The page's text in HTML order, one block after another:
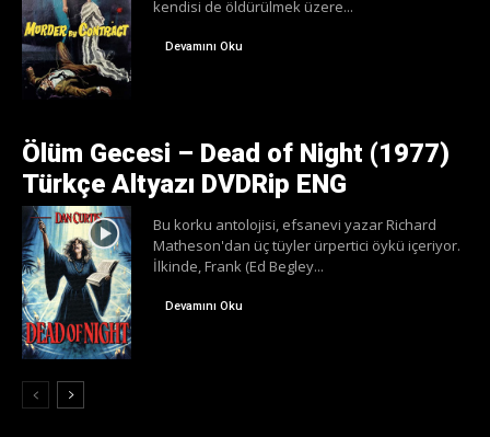
kendisi de öldürülmek üzere...
Devamını Oku
Ölüm Gecesi – Dead of Night (1977)
Türkçe Altyazı DVDRip ENG
Bu korku antolojisi, efsanevi yazar Richard
Matheson'dan üç tüyler ürpertici öykü içeriyor.
İlkinde, Frank (Ed Begley...
Devamını Oku